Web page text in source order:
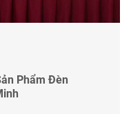
Phẩm Đèn